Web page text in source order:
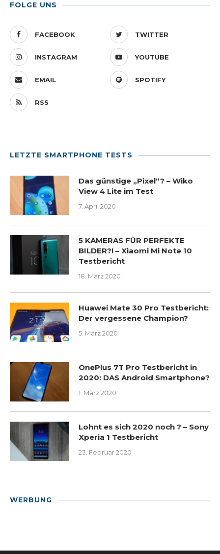
FOLGE UNS
FACEBOOK TWITTER
INSTAGRAM YOUTUBE
EMAIL SPOTIFY
RSS
LETZTE SMARTPHONE TESTS
Das günstige „Pixel“? – Wiko
View 4 Lite im Test
7. April 2020
5 KAMERAS FÜR PERFEKTE
BILDER?! – Xiaomi Mi Note 10
Testbericht
18. März 2020
Huawei Mate 30 Pro Testbericht:
Der vergessene Champion?
5. März 2020
OnePlus 7T Pro Testbericht in
2020: DAS Android Smartphone?
1. März 2020
Lohnt es sich 2020 noch ? – Sony
Xperia 1 Testbericht
23. Februar 2020
WERBUNG